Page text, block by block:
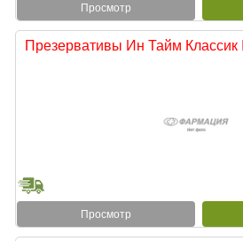
Просмотр
Презервативы Ин Тайм Классик
Просмотр